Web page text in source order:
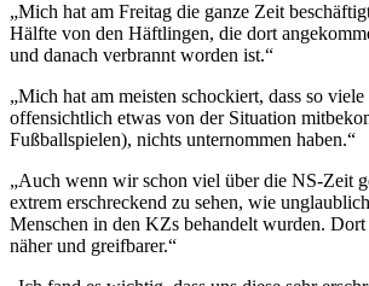
„Mich hat am Freitag die ganze Zeit
Hälfte von den Häftlingen, die dort
und danach verbrannt worden ist.“
„Mich hat am meisten schockiert, dass so
offensichtlich etwas von der Situation
Fußballspielen), nichts unternommen haben.“
„Auch wenn wir schon viel über die NS-Zeit
extrem erschreckend zu sehen, wie
Menschen in den KZs behandelt wurden.
näher und greifbarer.“